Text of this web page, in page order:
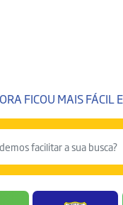
FICOU MAIS FÁCIL